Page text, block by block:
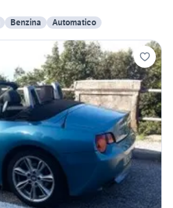
Benzina Automatico